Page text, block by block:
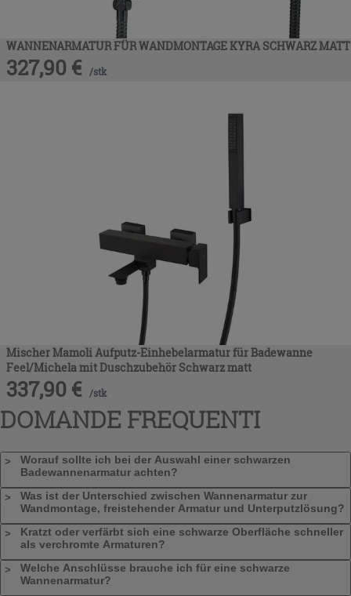
WANNENARMATUR FÜR WANDMONTAGE KYRA SCHWARZ MATT
327,90 € /stk
Mischer Mamoli Aufputz-Einhebelarmatur für Badewanne
Feel/Michela mit Duschzubehör Schwarz matt
337,90 € /stk
DOMANDE FREQUENTI
Worauf sollte ich bei der Auswahl einer schwarzen
Badewannenarmatur achten?
Was ist der Unterschied zwischen Wannenarmatur zur
Wandmontage, freistehender Armatur und Unterputzlösung?
Kratzt oder verfärbt sich eine schwarze Oberfläche schneller
als verchromte Armaturen?
Welche Anschlüsse brauche ich für eine schwarze
Wannenarmatur?